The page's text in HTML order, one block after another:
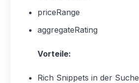
priceRange
aggregateRating
Vorteile:
Rich Snippets in der Suche